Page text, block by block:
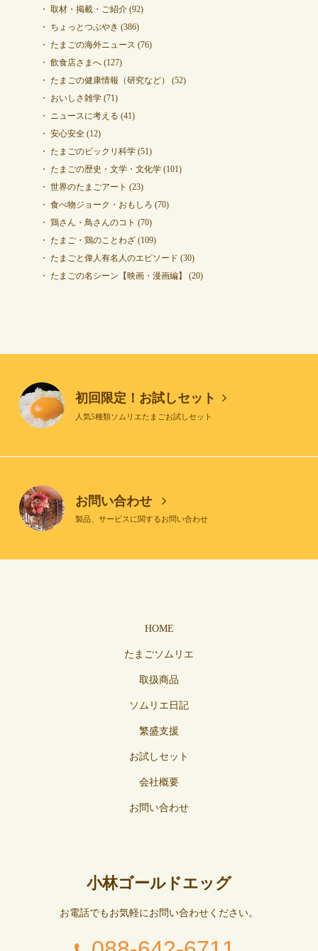
取材・掲載・ご紹介(92)
ちょっとつぶやき (386)
たまごの海外ニュース (76)
飲食店さまへ(127)
たまごの健康情報（研究など）
(52)
おいしさ雑学(71)
ニュースに考える (41)
安心安全(12)
たまごのビックリ科学(51)
たまごの歴史・文学・文化学(101)
世界のたまごアート (23)
食べ物ジョーク・おもしろ (70)
鶏さん・鳥さんのコト (70)
たまご・鶏のことわざ(109)
たまごと偉人有名人のエピソード (30)
たまごの名シーン【映画・漫画編】
(20)
初回限定！お試しセット
人気5種類ソムリエたまごお試しセット
お問い合わせ
製品、サービスに関するお問い合わせ
HOME
たまごソムリエ
取扱商品
ソムリエ日記
繁盛支援
お試しセット
会社概要
お問い合わせ
小林ゴールドエッグ
お電話でもお気軽にお問い合わせください。